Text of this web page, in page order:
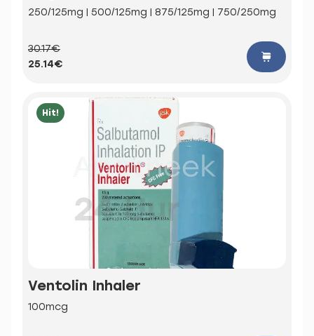
250/125mg | 500/125mg | 875/125mg | 750/250mg
30.17€
25.14€
Hit!
Ventolin Inhaler
100mcg